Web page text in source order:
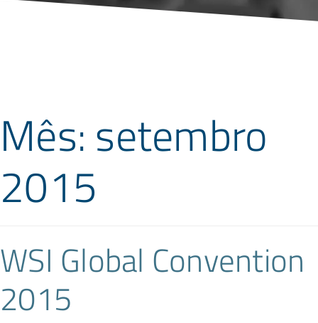
Mês: setembro
2015
WSI Global Convention
2015